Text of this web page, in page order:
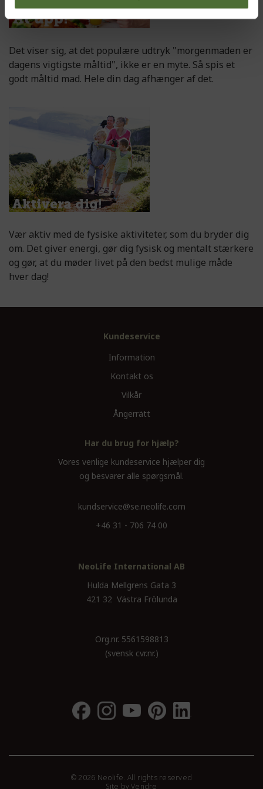
Det viser sig, at det populære udtryk "morgenmaden er
dagens vigtigste måltid", ikke er en myte. Så spis et
godt måltid mad. Hele din dag afhænger af det.
Vær aktiv med de fysiske aktiviteter, som du bryder dig
om. Det giver energi, gør dig fysisk og mentalt stærkere
og gør, at du møder livet på den bedst mulige måde
hver dag!
Kundeservice
Information
Kontakt os
Vilkår
Ångerrätt
Har du brug for hjælp?
Vores venlige kundeservice hjælper dig
og besvarer alle spørgsmål.
kundservice@se.neolife.com
+46 31 - 706 74 00
NeoLife International AB
Hulda Mellgrens Gata 3
421 32 Västra Frölunda
Org.nr. 5561598813
(svensk cvr.nr.)
© 2026 Neolife. All rights reserved
Site byVendre